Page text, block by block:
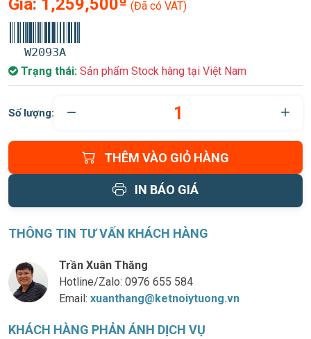
Giá: 1,259,500 (Đã có VAT)
W2093A
Trạng thái: Sản phẩm Stock hàng tại Việt Nam
Số lượng:
THÊM VÀO GIỎ HÀNG
IN BÁO GIÁ
THÔNG TIN TƯ VẤN KHÁCH HÀNG
Trần Xuân Thăng
Hotline/Zalo:0976 655 584
Email:xuanthang@ketnoiytuong.vn
KHÁCH HÀNG PHẢN ÁNH DỊCH VỤ